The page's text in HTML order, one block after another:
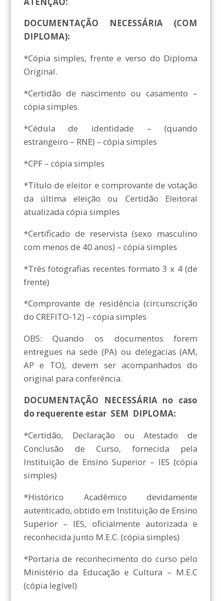
DOCUMENTAÇÃO NECESSÁRIA (COM
DIPLOMA):
*Cópia simples, frente e verso do Diploma
Original.
*Certidão de nascimento ou casamento –
cópia simples.
*Cédula de identidade – (quando
estrangeiro – RNE) – cópia simples
*CPF – cópia simples
*Título de eleitor e comprovante de votação
da última eleição ou Certidão Eleitoral
atualizada cópia simples
*Certificado de reservista (sexo masculino
com menos de 40 anos) – cópia simples
*Três fotografias recentes formato 3 x 4 (de
frente)
*Comprovante de residência (circunscrição
do CREFITO-12) – cópia simples
OBS: Quando os documentos forem
entregues na sede (PA) ou delegacias (AM,
AP e TO), devem ser acompanhados do
original para conferência.
DOCUMENTAÇÃO NECESSÁRIA no caso
do requerente estar SEM DIPLOMA:
*Certidão, Declaração ou Atestado de
Conclusão de Curso, fornecida pela
Instituição de Ensino Superior – IES (cópia
simples)
*Histórico Acadêmico devidamente
autenticado, obtido em Instituição de Ensino
Superior – IES, oficialmente autorizada e
reconhecida junto M.E.C. (cópia simples)
*Portaria de reconhecimento do curso pelo
Ministério da Educação e Cultura – M.E.C
(cópia legível)